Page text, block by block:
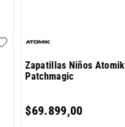
Zapatillas Niños Atomik
Patchmagic
$69.899,00